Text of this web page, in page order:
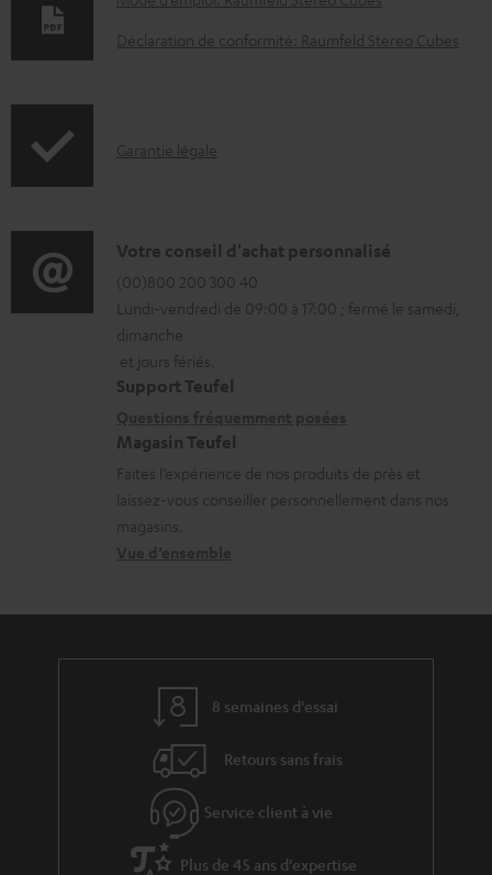
o
e
s
t
é
l
é
c
h
a
r
b
Déclaration de conformité: Raumfeld Stereo Cubes
I
o
r
m
a
t
o
n
s
l
Garantie légale
D
é
t
a
i
s
c
o
a
Votre conseil d'achat personnalisé
(00)800 200 300 40
Lundi-vendredi de 09:00 à 17:00 ; fermé le samedi,
dimanche
et jours fériés.
Support Teufel
Magasin Teufel
Faites l’expérience de nos produits de près et
laissez-vous conseiller personnellement dans nos
magasins.
8 semaines d'essai
Retours sans frais
Service client à vie
Plus de 45 ans d'expertise